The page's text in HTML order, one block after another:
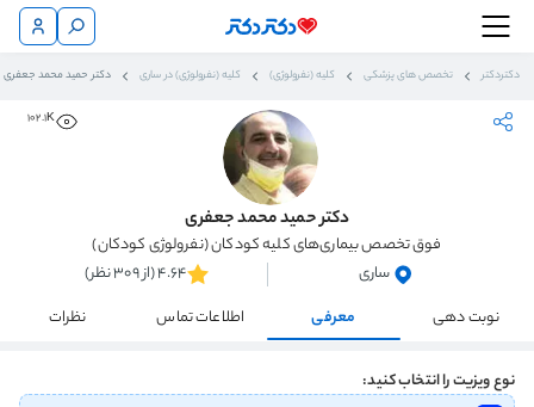
دکتردکتر تخصص های پزشکی کلیه (نفرولوژی) کلیه (نفرولوژی) در ساری دکتر حمید محمد جعفری
102.1K
دکتر حمید محمد جعفری
فوق تخصص بیماری‌های کلیه کودکان (نفرولوژی کودکان)
ساری
4.64 (از 309 نظر)
نوبت دهی
معرفی اطلاعات تماس نظرات
نوع ویزیت را انتخاب کنید: